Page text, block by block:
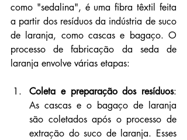
como "sedalina", é uma fibra têxtil feita
a partir dos resíduos da indústria de suco
de laranja, como cascas e bagaço. O
processo de fabricação da seda de
laranja envolve várias etapas:
Coleta e preparação dos resíduos:
As cascas e o bagaço de laranja
são coletados após o processo de
extração do suco de laranja. Esses